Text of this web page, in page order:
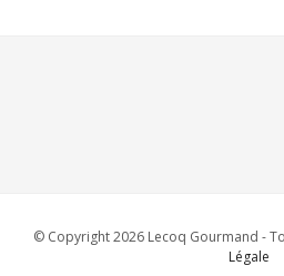
© Copyright 2026 Lecoq Gourmand -
Légale